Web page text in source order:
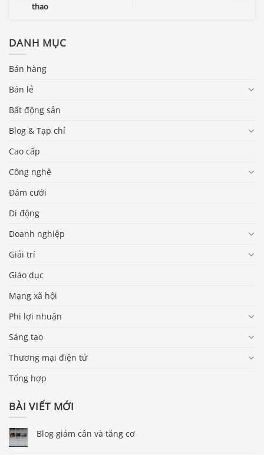
thao
DANH MỤC
Bán hàng
Bán lẻ
Bất động sản
Blog & Tạp chí
Cao cấp
Công nghệ
Đám cưới
Di động
Doanh nghiệp
Giải trí
Giáo dục
Mạng xã hội
Phi lợi nhuận
Sáng tạo
Thương mại điện tử
Tổng hợp
BÀI VIẾT MỚI
Blog giảm cân và tăng cơ